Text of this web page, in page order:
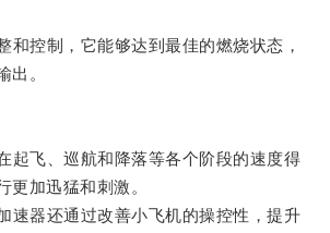
控制，它能够达到最佳的燃烧状态，
出。
飞、巡航和降落等各个阶段的速度得
更加迅猛和刺激。
器还通过改善小飞机的操控性，提升